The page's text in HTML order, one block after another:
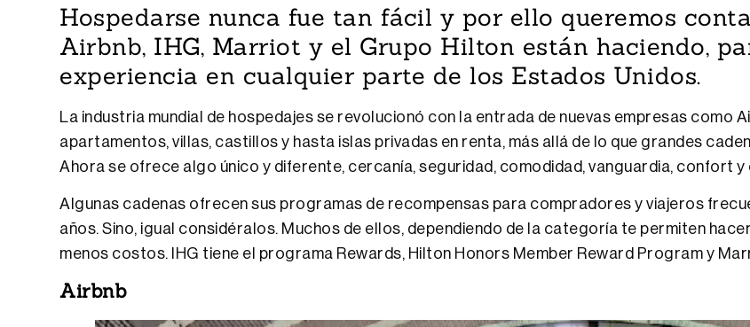
Hospedarse nunca fue tan fácil y por ello queremos
Airbnb, IHG, Marriot y el Grupo Hilton están haciendo,
experiencia en cualquier parte de los Estados Unidos.
La industria mundial de hospedajes se revolucionó con la entrada de nuevas empresas como
apartamentos, villas, castillos y hasta islas privadas en renta, más allá de lo que grandes
Ahora se ofrece algo único y diferente, cercanía, seguridad, comodidad, vanguardia, confort y
Algunas cadenas ofrecen sus programas de recompensas para compradores y viajeros
años. Sino, igual considéralos. Muchos de ellos, dependiendo de la categoría te permiten
menos costos. IHG tiene el programa Rewards, Hilton Honors Member Reward Program y
Airbnb